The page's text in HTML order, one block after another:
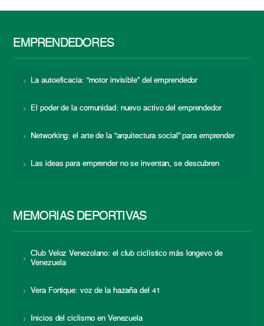
EMPRENDEDORES
La autoeficacia: “motor invisible” del emprendedor
El poder de la comunidad: nuevo activo del emprendedor
Networking: el arte de la “arquitectura social” para emprender
Las ideas para emprender no se inventan, se descubren
MEMORIAS DEPORTIVAS
Club Veloz Venezolano: el club ciclístico más longevo de
Venezuela
Vera Fortique: voz de la hazaña del 41
Inicios del ciclismo en Venezuela